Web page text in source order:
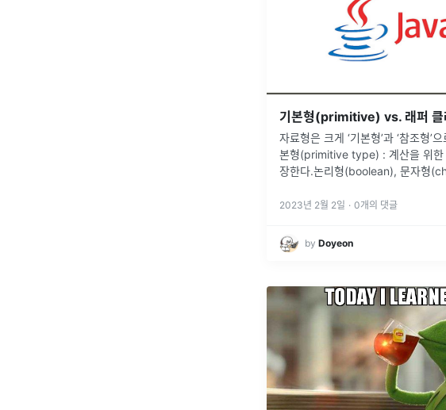
자료형은 크게 ‘기본형’과 ‘참조형’
본형(primitive type) : 계산을 위한
장한다.논리형(boolean), 문자형
참조형(referen ...
2023년 2월 2일 · 0개의 댓글
by Doyeon